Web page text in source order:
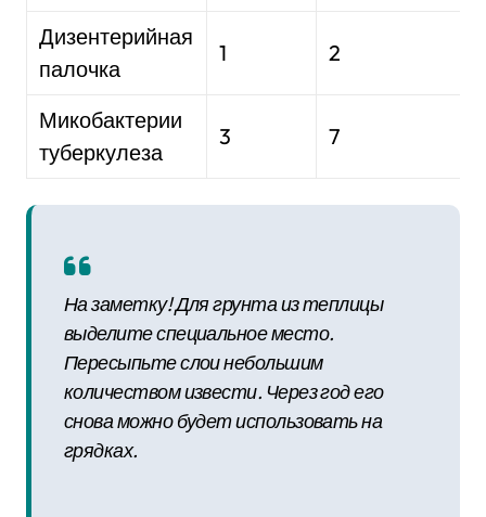
Дизентерийная
палочка
1 2
Микобактерии
туберкулеза
3 7
На заметку! Для грунта из теплицы
выделите специальное место.
Пересыпьте слои небольшим
количеством извести. Через год его
снова можно будет использовать на
грядках.